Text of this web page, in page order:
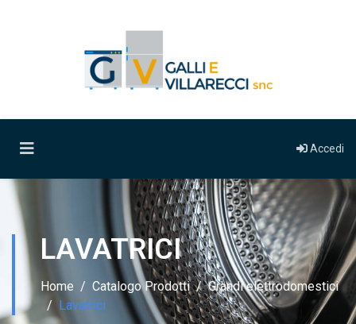
Accedi
LAVATRICI
Home Catalogo Prodotti
Grandi elettrodomestici
Lavatrici